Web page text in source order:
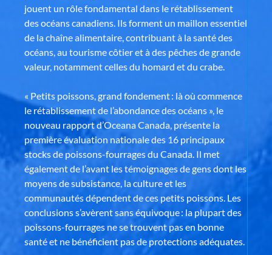
jouent un rôle fondamental dans le rétablissement
des océans canadiens. Ils forment un maillon essentiel
de la chaîne alimentaire, contribuant à la santé des
océans, au tourisme côtier et à des pêches de grande
valeur, notamment celles du homard et du crabe.
« Petits poissons, grand fondement : là où commence
le rétablissement de l’abondance des océans », le
nouveau rapport d’Oceana Canada, présente la
première évaluation nationale des 16 principaux
stocks de poissons-fourrages du Canada. Il met
également de l’avant les témoignages de gens dont les
moyens de subsistance, la culture et les
communautés dépendent de ces petits poissons. Les
conclusions s’avèrent sans équivoque : la plupart des
poissons-fourrages ne se trouvent pas en bonne
santé et ne bénéficient pas de protections adéquates.